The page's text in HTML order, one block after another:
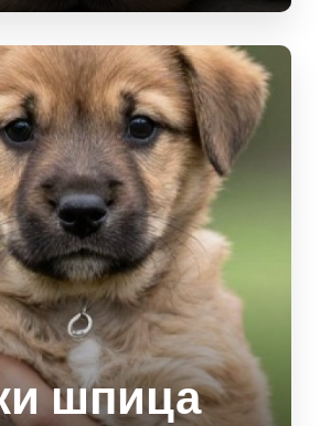
шпица